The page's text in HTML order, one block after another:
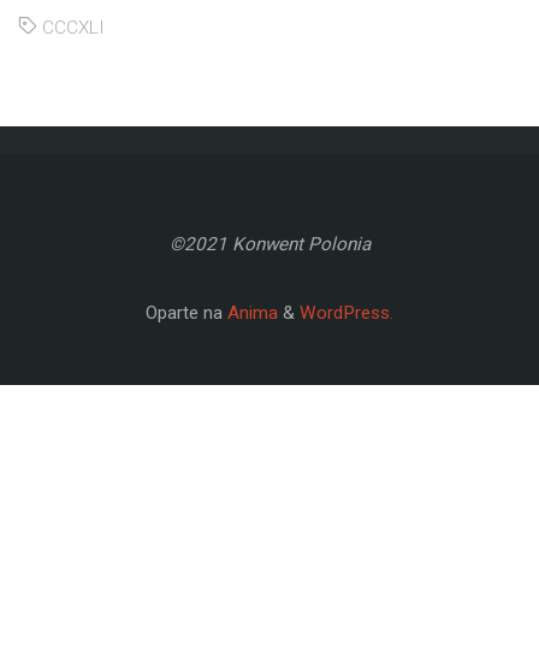
CCCXLI
©2021 Konwent Polonia
Oparte na Anima & WordPress.